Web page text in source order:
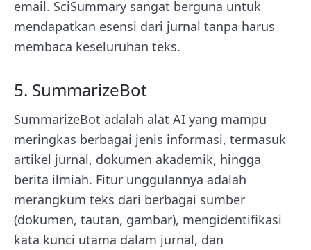
email. SciSummary sangat berguna untuk
mendapatkan esensi dari jurnal tanpa harus
membaca keseluruhan teks.
5. SummarizeBot
SummarizeBot adalah alat AI yang mampu
meringkas berbagai jenis informasi, termasuk
artikel jurnal, dokumen akademik, hingga
berita ilmiah. Fitur unggulannya adalah
merangkum teks dari berbagai sumber
(dokumen, tautan, gambar), mengidentifikasi
kata kunci utama dalam jurnal, dan